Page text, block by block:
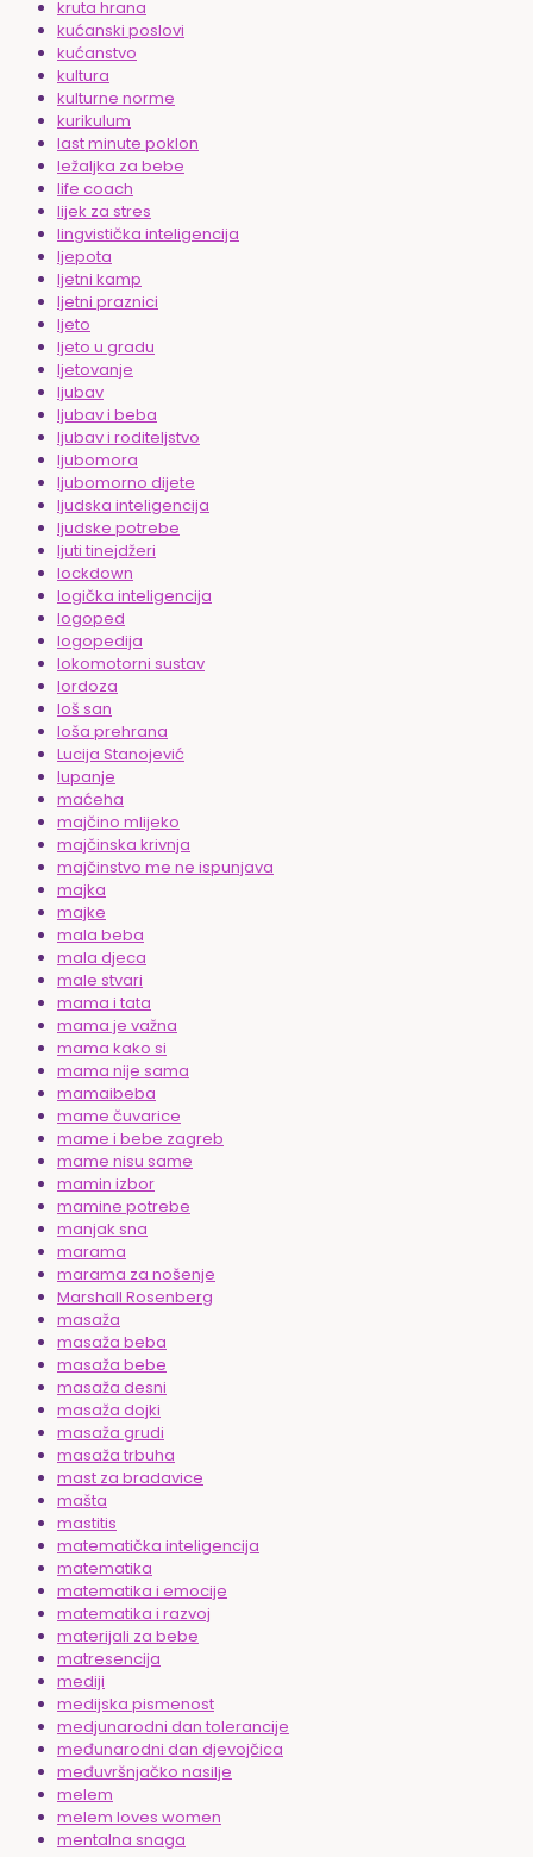
kruta hrana
kućanski poslovi
kućanstvo
kultura
kulturne norme
kurikulum
last minute poklon
ležaljka za bebe
life coach
lijek za stres
lingvistička inteligencija
ljepota
ljetni kamp
ljetni praznici
ljeto
ljeto u gradu
ljetovanje
ljubav
ljubav i beba
ljubav i roditeljstvo
ljubomora
ljubomorno dijete
ljudska inteligencija
ljudske potrebe
ljuti tinejdžeri
lockdown
logička inteligencija
logoped
logopedija
lokomotorni sustav
lordoza
loš san
loša prehrana
Lucija Stanojević
lupanje
maćeha
majčino mlijeko
majčinska krivnja
majčinstvo me ne ispunjava
majka
majke
mala beba
mala djeca
male stvari
mama i tata
mama je važna
mama kako si
mama nije sama
mamaibeba
mame čuvarice
mame i bebe zagreb
mame nisu same
mamin izbor
mamine potrebe
manjak sna
marama
marama za nošenje
Marshall Rosenberg
masaža
masaža beba
masaža bebe
masaža desni
masaža dojki
masaža grudi
masaža trbuha
mast za bradavice
mašta
mastitis
matematička inteligencija
matematika
matematika i emocije
matematika i razvoj
materijali za bebe
matresencija
mediji
medijska pismenost
medjunarodni dan tolerancije
međunarodni dan djevojčica
međuvršnjačko nasilje
melem
melem loves women
mentalna snaga